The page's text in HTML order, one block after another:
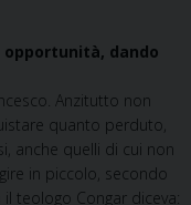
opportunità, dando
Anzitutto non
quanto perduto,
anche quelli di cui non
in piccolo, secondo
teologo Congar diceva: